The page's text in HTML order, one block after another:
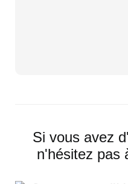
Si vous avez
n'hésitez pas